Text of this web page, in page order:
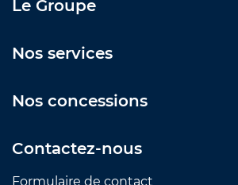
Le Groupe
Nos services
Nos concessions
Contactez-nous
Formulaire de contact